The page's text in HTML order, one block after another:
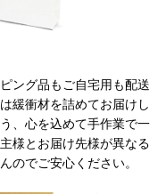
ング品もご自宅用も配送
緩衝材を詰めてお届けし
、心を込めて手作業で一
様とお届け先様が異なる
のでご安心ください。